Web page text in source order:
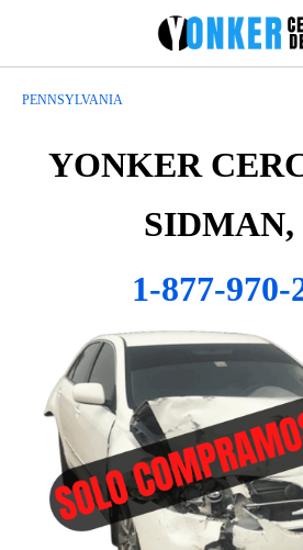
PENNSYLVANIA
YONKER
SIDMAN,
1-877-970-